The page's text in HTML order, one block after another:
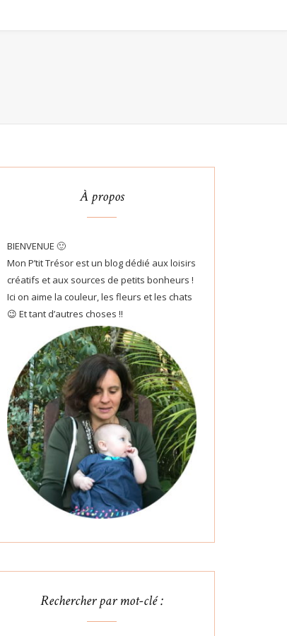
À propos
BIENVENUE 🙂
Mon P’tit Trésor est un blog dédié aux loisirs
créatifs et aux sources de petits bonheurs !
Ici on aime la couleur, les fleurs et les chats
😉 Et tant d’autres choses !!
Rechercher par mot-clé :